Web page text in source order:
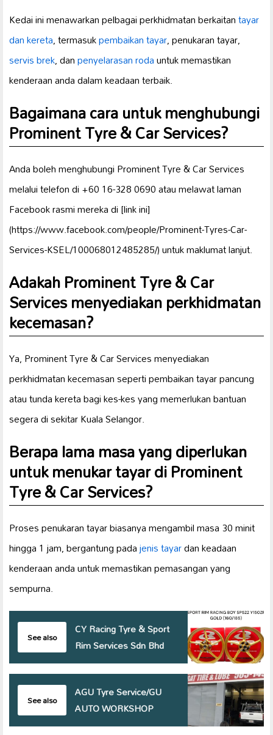
Kedai ini menawarkan pelbagai perkhidmatan berkaitantayar
dan kereta, termasukpembaikan tayar, penukaran tayar,
servis brek, danpenyelarasan rodauntuk memastikan
kenderaan anda dalam keadaan terbaik.
Bagaimana cara untuk menghubungi
Prominent Tyre & Car Services?
Anda boleh menghubungi Prominent Tyre & Car Services
melalui telefon di +60 16-328 0690 atau melawat laman
Facebook rasmi mereka di [link ini]
(https://www.facebook.com/people/Prominent-Tyres-Car-
Services-KSEL/100068012485285/) untuk maklumat lanjut.
Adakah Prominent Tyre & Car
Services menyediakan perkhidmatan
kecemasan?
Ya, Prominent Tyre & Car Services menyediakan
perkhidmatan kecemasan seperti pembaikan tayar pancung
atau tunda kereta bagi kes-kes yang memerlukan bantuan
segera di sekitar Kuala Selangor.
Berapa lama masa yang diperlukan
untuk menukar tayar di Prominent
Tyre & Car Services?
Proses penukaran tayar biasanya mengambil masa 30 minit
hingga 1 jam, bergantung padajenis tayardan keadaan
kenderaan anda untuk memastikan pemasangan yang
sempurna.
See also
CY Racing Tyre & Sport
Rim Services Sdn Bhd
See also
AGU Tyre Service/GU
AUTO WORKSHOP